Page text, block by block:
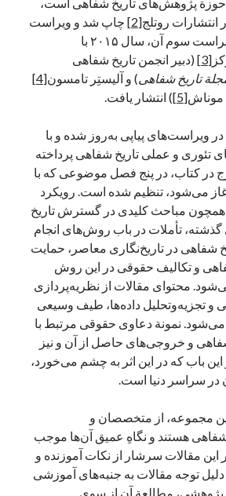
[2]
چاپ شد و ویراست
دوم، سال ۲۰۰۲ و ویراست سوم آن، سال ۲۰۱۵ با
[3]
(دبیر انجمن تاریخ شفاهی
تاریخ شفاهی) و آلیستِر تامسون[4]
موناش[5] ) انتشار یافت.
ویراست‌های پیاپی به‌روز شده و با
تئوری و عملی تاریخ شفاهی پرداخته
مندرج در کتاب، در پنج فصل موضوعی که با
می‌شود، تنظیم شده است. رویکرد
مباحث کلیدی در گسترش تاریخ
تأملات در باب روش‌های انجام
شفاهی در تاریخ‌نگاری معاصر، حمایت
و تکالیف حقوقی در این روش
محتوای مقالات از نظریه‌پردازی
و تجزیه‌وتحلیل داد‌ه‌ها، طیف وسیعی
می‌شود. نمونة‌ دعاوی حقوقی مرتبط با
شفاهی و خروجی‌های حاصل از آن و نیز
باب که در این اثر به چشم می‌خورد،
در سراسر دنیا است.
مجموعه، از متخصصان و
هستند و نگاهِ عمیق آن‌ها موجب
مقالات سرشار از نکات آموزنده و
دلیل توجه مقالات به جنبه‌های آموزشی
مطالعة آن از سوی